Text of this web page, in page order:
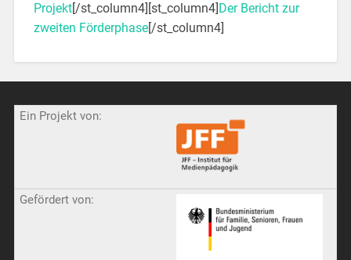
Projekt[/st_column4][st_column4]Der Bericht zur
zweiten Förderphase[/st_column4]